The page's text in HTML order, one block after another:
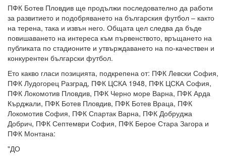
ПФК Ботев Пловдив ще продължи последователно да работи
за развитието и подобряването на българския футбол – както
на терена, така и извън него. Общата цел следва да бъде
повишаването на интереса към първенството, връщането на
публиката по стадионите и утвърждаването на по-качествен и
конкурентен български футбол.
Ето какво гласи позицията, подкрепена от: ПФК Левски София,
ПФК Лудогорец Разград, ПФК ЦСКА 1948, ПФК ЦСКА София,
ПФК Локомотив Пловдив, ПФК Черно море Варна, ПФК Арда
Кърджали, ПФК Ботев Пловдив, ПФК Ботев Враца, ПФК
Локомотив София, ПФК Спартак Варна, ПФК Добруджа
Добрич, ПФК Септември София, ПФК Берое Стара Загора и
ПФК Монтана:
"ДО